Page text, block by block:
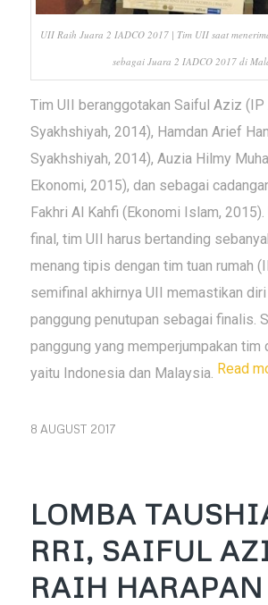
UII Raih Juara 2 IADCO 2017 | Tim UII saat
sebagai Juara 2 IADCO 2017 di
Tim UII beranggotakan Saiful Aziz (IP
Syakhshiyah, 2014), Hamdan Arief
Syakhshiyah, 2014), Auzia Hilmy
Ekonomi, 2015), dan sebagai
Fakhri Al Kahfi (Ekonomi Islam,
final, tim UII harus bertanding
menang tipis dengan tim tuan rumah
semifinal akhirnya UII memastikan
panggung penutupan sebagai finalis.
panggung yang memperjumpakan tim
yaitu Indonesia dan Malaysia. Read
8 AUGUST 2017
LOMBA
RRI, SAIFUL
RAIH